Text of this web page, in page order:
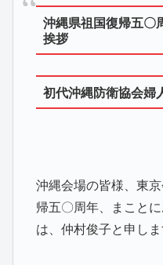
沖縄県祖国復帰五
挨拶
初代沖縄防衛協会
沖縄会場の皆様、東
帰五〇周年、まこと
は、仲村俊子と申しま